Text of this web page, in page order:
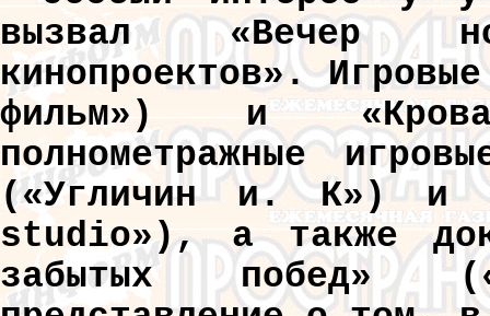
вызвал «Вечер
кинопроектов».
фильм») и
полнометражные
(«Угличин и. К») и
studio»), а также
забытых побед»